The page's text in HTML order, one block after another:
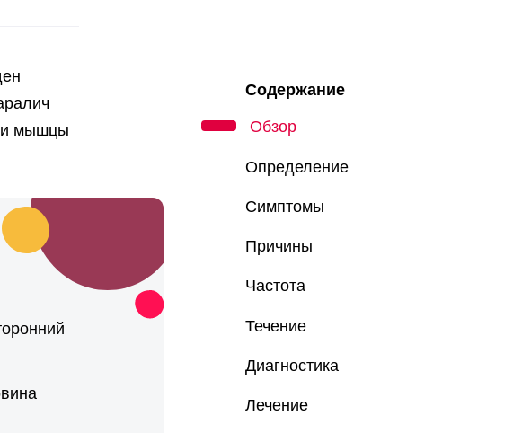
Содержание
Обзор
Определение
Симптомы
Причины
Частота
Течение
Диагностика
Лечение
и мышцы